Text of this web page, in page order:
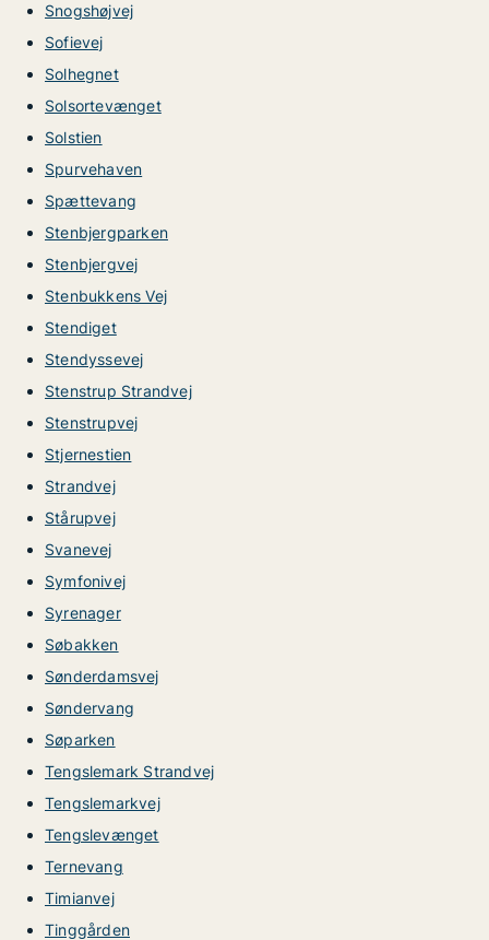
Snogshøjvej
Sofievej
Solhegnet
Solsortevænget
Solstien
Spurvehaven
Spættevang
Stenbjergparken
Stenbjergvej
Stenbukkens Vej
Stendiget
Stendyssevej
Stenstrup Strandvej
Stenstrupvej
Stjernestien
Strandvej
Stårupvej
Svanevej
Symfonivej
Syrenager
Søbakken
Sønderdamsvej
Søndervang
Søparken
Tengslemark Strandvej
Tengslemarkvej
Tengslevænget
Ternevang
Timianvej
Tinggården